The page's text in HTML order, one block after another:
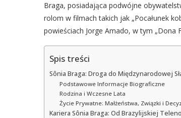
Braga, posiadająca podwójne
rolom w filmach takich jak „Pocałunek
powieściach Jorge Amado, w tym „Dona
Spis treści
Sônia Braga: Droga do Międzynarodowej
Podstawowe Informacje Biograficzne
Rodzina i Wczesne Lata
Życie Prywatne: Małżeństwa, Związki i
Kariera Sônia Braga: Od Brazylijskiej